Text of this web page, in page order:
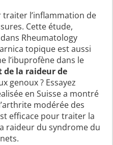
traiter l’inflammation de
Cette étude,
Rheumatology
topique est aussi
l’ibuprofène dans le
de la raideur de
genoux ? Essayez
en Suisse a montré
modérée des
efficace pour traiter la
raideur du syndrome du